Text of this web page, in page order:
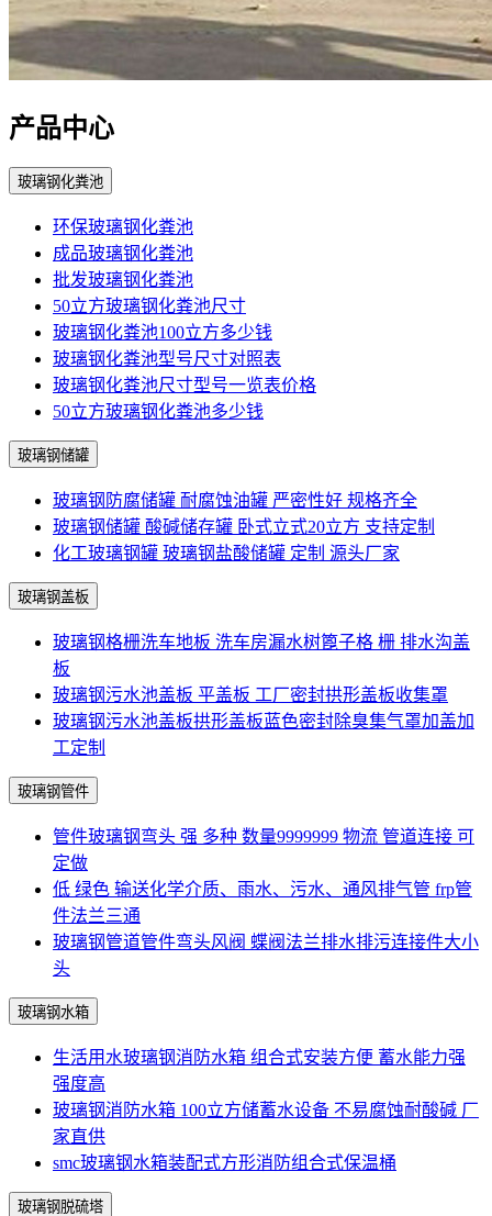
产品中心
玻璃钢化粪池
环保玻璃钢化粪池
成品玻璃钢化粪池
批发玻璃钢化粪池
50立方玻璃钢化粪池尺寸
玻璃钢化粪池100立方多少钱
玻璃钢化粪池型号尺寸对照表
玻璃钢化粪池尺寸型号一览表价格
50立方玻璃钢化粪池多少钱
玻璃钢储罐
玻璃钢防腐储罐 耐腐蚀油罐 严密性好 规格齐全
玻璃钢储罐 酸碱储存罐 卧式立式20立方 支持定制
化工玻璃钢罐 玻璃钢盐酸储罐 定制 源头厂家
玻璃钢盖板
玻璃钢格栅洗车地板 洗车房漏水树篦子格 栅 排水沟盖
板
玻璃钢污水池盖板 平盖板 工厂密封拱形盖板收集罩
玻璃钢污水池盖板拱形盖板蓝色密封除臭集气罩加盖加
工定制
玻璃钢管件
管件玻璃钢弯头 强 多种 数量9999999 物流 管道连接 可
定做
低 绿色 输送化学介质、雨水、污水、通风排气管 frp管
件法兰三通
玻璃钢管道管件弯头风阀 蝶阀法兰排水排污连接件大小
头
玻璃钢水箱
生活用水玻璃钢消防水箱 组合式安装方便 蓄水能力强
强度高
玻璃钢消防水箱 100立方储蓄水设备 不易腐蚀耐酸碱 厂
家直供
smc玻璃钢水箱装配式方形消防组合式保温桶
玻璃钢脱硫塔